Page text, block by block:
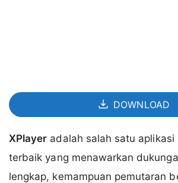
DOWNLOAD
XPlayer adalah salah satu
terbaik yang menawarkan
lengkap, kemampuan pemutaran